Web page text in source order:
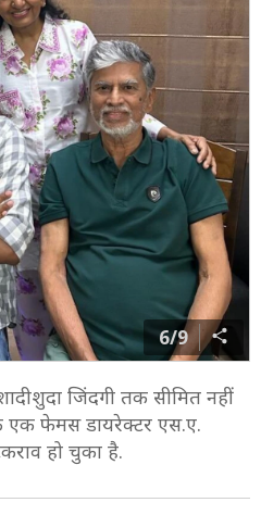
6/9
जिंदगी तक सीमित नहीं
एक फेमस डायरेक्टर एस.ए.
हो चुका है.